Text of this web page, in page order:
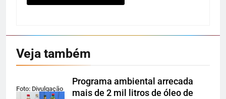
Veja também
Foto: Divulgação
Programa ambiental arrecada
mais de 2 mil litros de óleo de